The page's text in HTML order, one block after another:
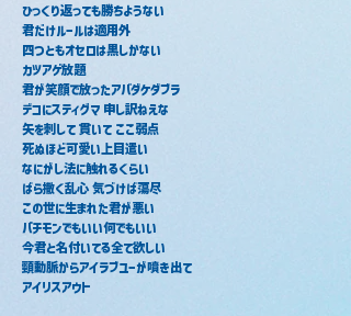
ひっくり返っても勝ちようない
君だけルールは適用外
四つともオセロは黒しかない
カツアゲ放題
君が笑顔で放ったアバダケダブラ
デコにスティグマ 申し訳ねえな
矢を刺して 貫いて ここ弱点
死ぬほど可愛い上目遣い
なにがし法に触れるくらい
ばら撒く乱心 気づけば蕩尽
この世に生まれた君が悪い
パチモンでもいい何でもいい
今君と名付いてる全て欲しい
頸動脈からアイラブユーが噴き出て
アイリスアウト